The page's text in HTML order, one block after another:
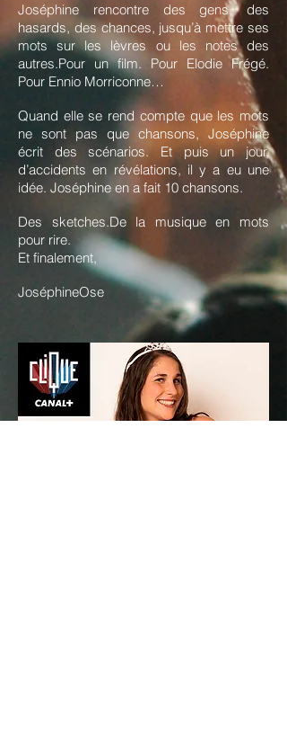
Joséphine rencontre des gens, des
hasards, des chances, jusqu’à mettre ses
mots sur les lèvres ou les notes des
autres.Pour un film. Pour Elodie Frégé.
Pour Ennio Morriconne…
Quand elle se rend compte que les mots
ne sont pas que chansons, Joséphine
écrit des scénarios. Et puis un jour,
d’accidents en révélations, il y a eu une
idée. Joséphine en a fait 10 chansons.
Des sketches.De la musique en mots
pour rire.
Et finalement,
JoséphineOse